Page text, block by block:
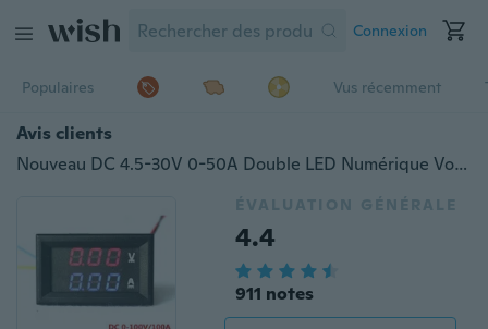
Connexion
Populaires Vus récemment
Avis clients
Nouveau DC 4.5-30V 0-50A Double LED Numérique Voltmètre Ampèremètre Tension AMP Test de Puissance
ÉVALUATION GÉNÉRALE
4.4
911 notes